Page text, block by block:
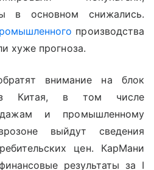
в основном снижались.
производства
хуже прогноза.
внимание на блок
из Китая, в том числе
и промышленному
выйдут сведения
цен. КарМани
результаты за I